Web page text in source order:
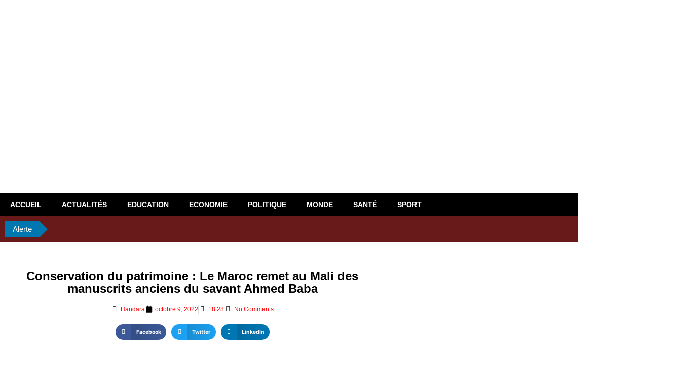
ACCUEIL ACTUALITÉS EDUCATION ECONOMIE POLITIQUE MONDE SANTÉ SPORT
Alerte
Conservation du patrimoine : Le Maroc remet au Mali des
manuscrits anciens du savant Ahmed Baba
Handara octobre 9, 2022 18:28 No Comments
Facebook Twitter LinkedIn